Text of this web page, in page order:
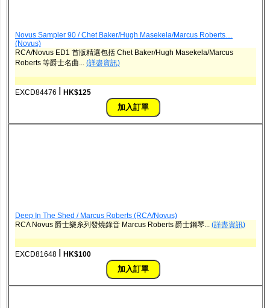
Novus Sampler 90 / Chet Baker/Hugh Masekela/Marcus Roberts…
(Novus)
RCA/Novus ED1 首版精選包括 Chet Baker/Hugh Masekela/Marcus
Roberts 等爵士名曲... (詳盡資訊)
EXCD84476 HK$125
Deep In The Shed / Marcus Roberts (RCA/Novus)
RCA Novus 爵士樂糸列發燒錄音 Marcus Roberts 爵士鋼琴... (詳盡資訊)
EXCD81648 HK$100